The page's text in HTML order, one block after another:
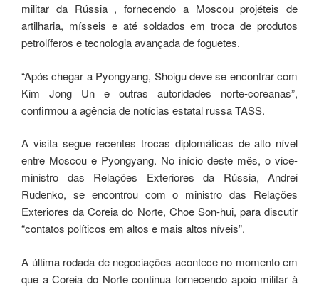
militar da Rússia , fornecendo a Moscou projéteis de
artilharia, mísseis e até soldados em troca de produtos
petrolíferos e tecnologia avançada de foguetes.
“Após chegar a Pyongyang, Shoigu deve se encontrar com
Kim Jong Un e outras autoridades norte-coreanas”,
confirmou a agência de notícias estatal russa TASS.
A visita segue recentes trocas diplomáticas de alto nível
entre Moscou e Pyongyang. No início deste mês, o vice-
ministro das Relações Exteriores da Rússia, Andrei
Rudenko, se encontrou com o ministro das Relações
Exteriores da Coreia do Norte, Choe Son-hui, para discutir
“contatos políticos em altos e mais altos níveis”.
A última rodada de negociações acontece no momento em
que a Coreia do Norte continua fornecendo apoio militar à